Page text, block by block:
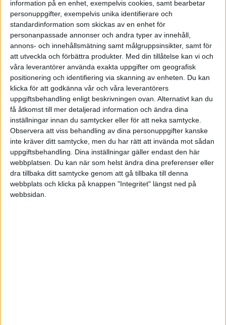
information på en enhet, exempelvis cookies, samt bearbetar
personuppgifter, exempelvis unika identifierare och
standardinformation som skickas av en enhet för
personanpassade annonser och andra typer av innehåll,
annons- och innehållsmätning samt målgruppsinsikter, samt för
att utveckla och förbättra produkter. Med din tillåtelse kan vi och
våra leverantörer använda exakta uppgifter om geografisk
positionering och identifiering via skanning av enheten. Du kan
klicka för att godkänna vår och våra leverantörers
uppgiftsbehandling enligt beskrivningen ovan. Alternativt kan du
få åtkomst till mer detaljerad information och ändra dina
inställningar innan du samtycker eller för att neka samtycke.
Observera att viss behandling av dina personuppgifter kanske
inte kräver ditt samtycke, men du har rätt att invända mot sådan
uppgiftsbehandling. Dina inställningar gäller endast den här
webbplatsen. Du kan när som helst ändra dina preferenser eller
dra tillbaka ditt samtycke genom att gå tillbaka till denna
webbplats och klicka på knappen "Integritet" längst ned på
webbsidan.
inte något annat. Eller har ni så gott om stålar?
Du ska väl söka med NN!? ;)
Sinnenas Teater
2007-08-08 22:08
Söka Eu bidrag är inte världens enklaste sak
:blink
Däremot så finns det många som erbjuder dessa
tjänster till en relativt hög kostnad.
Det är heller inget ovanligt att man få avslag på
sin ansökan.